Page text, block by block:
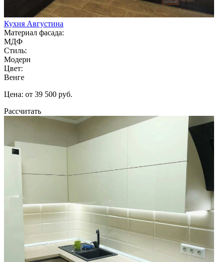
Кухня Августина
Материал фасада:
МДФ
Стиль:
Модерн
Цвет:
Венге
Цена: от 39 500 руб.
Рассчитать